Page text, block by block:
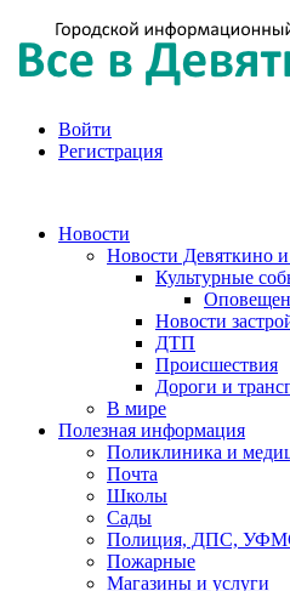
Войти
Регистрация
Новости
Новости Девяткино
Культурные
Новости
ДТП
Происшествия
Дороги и
В мире
Полезная информация
Поликлиника и
Почта
Школы
Сады
Полиция, ДПС,
Пожарные
Магазины и услуги